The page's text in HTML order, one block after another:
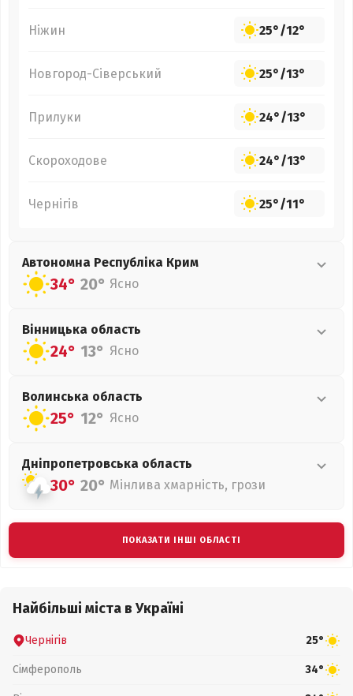
Ніжин 25°/12°
Новгород-Сіверський 25°/13°
Прилуки 24°/13°
Скороходове 24°/13°
Чернігів 25°/11°
Автономна Республіка Крим
34° 20° Ясно
Вінницька область
24° 13° Ясно
Волинська область
25° 12° Ясно
Дніпропетровська область
30° 20° Мінлива хмарність, грози
ПОКАЗАТИ ІНШІ ОБЛАСТІ
Найбільші міста в Україні
Чернігів 25°
Сімферополь 34°